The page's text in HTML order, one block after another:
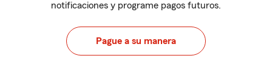
notificaciones y programe pagos futuros.
Pague a su manera